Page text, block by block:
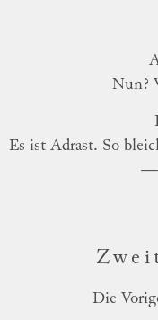
Nun?
Es ist Adrast. So
Die